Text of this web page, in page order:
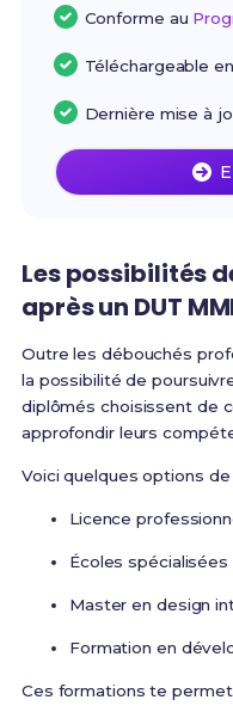
Conforme au
Téléchargeable en
Dernière mise à
Les possibilités
après un DUT
Outre les débouchés
la possibilité de
diplômés choisissent de
approfondir leurs
Voici quelques options
Licence
Écoles
Master en design
Formation en
Ces formations te